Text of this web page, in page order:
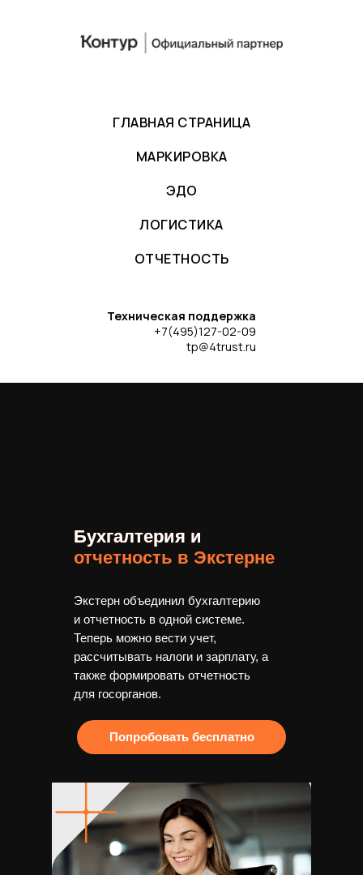
ГЛАВНАЯ СТРАНИЦА
МАРКИРОВКА
ЭДО
ЛОГИСТИКА
ОТЧЕТНОСТЬ
Техническая поддержка
+7(495)127-02-09
tp@4trust.ru
Бухгалтерия и
отчетность в Экстерне
Бухгалтерия и
Экстерн объединил бухгалтерию
и отчетность в одной системе.
Теперь можно вести учет,
рассчитывать налоги и зарплату, а
также формировать отчетность
для госорганов.
Попробовать бесплатно